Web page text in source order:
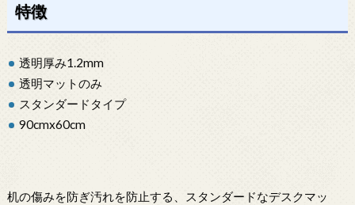
特徴
透明厚み1.2mm
透明マットのみ
スタンダードタイプ
90cmx60cm
机の傷みを防ぎ汚れを防止する、スタンダードなデスクマッ